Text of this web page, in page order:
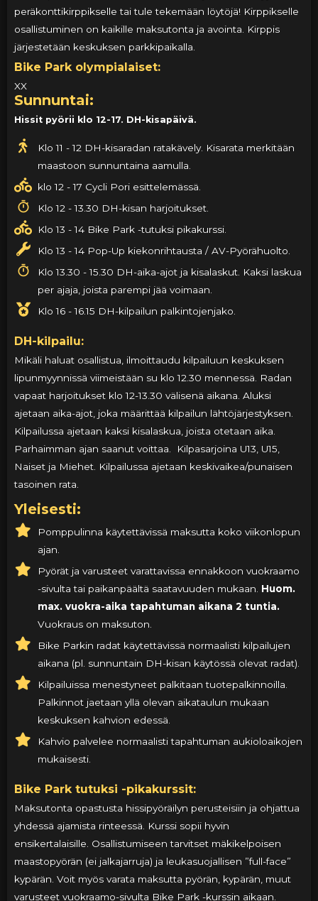
peräkonttikirppikselle tai tule tekemään löytöjä! Kirppikselle
osallistuminen on kaikille maksutonta ja avointa. Kirppis
järjestetään keskuksen parkkipaikalla.
Bike Park olympialaiset:
XX
Sunnuntai:
Hissit pyörii klo 12-17. DH-kisapäivä.
Klo 11 - 12 DH-kisaradan ratakävely. Kisarata merkitään
maastoon sunnuntaina aamulla.
klo 12 - 17 Cycli Pori esittelemässä.
Klo 12 - 13.30 DH-kisan harjoitukset.
Klo 13 - 14 Bike Park -tutuksi pikakurssi.
Klo 13 - 14 Pop-Up kiekonrihtausta / AV-Pyörähuolto.
Klo 13.30 - 15.30 DH-aika-ajot ja kisalaskut. Kaksi laskua
per ajaja, joista parempi jää voimaan.
Klo 16 - 16.15 DH-kilpailun palkintojenjako.
DH-kilpailu:
Mikäli haluat osallistua, ilmoittaudu kilpailuun keskuksen
lipunmyynnissä viimeistään su klo 12.30 mennessä. Radan
vapaat harjoitukset klo 12-13.30 välisenä aikana. Aluksi
ajetaan aika-ajot, joka määrittää kilpailun lähtöjärjestyksen.
Kilpailussa ajetaan kaksi kisalaskua, joista otetaan aika.
Parhaimman ajan saanut voittaa. Kilpasarjoina U13, U15,
Naiset ja Miehet. Kilpailussa ajetaan keskivaikea/punaisen
tasoinen rata.
Yleisesti:
Pomppulinna käytettävissä maksutta koko viikonlopun
ajan.
Pyörät ja varusteet varattavissa ennakkoon vuokraamo
-sivulta tai paikanpäältä saatavuuden mukaan. Huom.
max. vuokra-aika tapahtuman aikana 2 tuntia.
Vuokraus on maksuton.
Bike Parkin radat käytettävissä normaalisti kilpailujen
aikana (pl. sunnuntain DH-kisan käytössä olevat radat).
Kilpailuissa menestyneet palkitaan tuotepalkinnoilla.
Palkinnot jaetaan yllä olevan aikataulun mukaan
keskuksen kahvion edessä.
Kahvio palvelee normaalisti tapahtuman aukioloaikojen
mukaisesti.
Bike Park tutuksi -pikakurssit:
Maksutonta opastusta hissipyöräilyn perusteisiin ja ohjattua
yhdessä ajamista rinteessä. Kurssi sopii hyvin
ensikertalaisille. Osallistumiseen tarvitset mäkikelpoisen
maastopyörän (ei jalkajarruja) ja leukasuojallisen ”full-face”
kypärän. Voit myös varata maksutta pyörän, kypärän, muut
varusteet vuokraamo-sivulta Bike Park -kurssin aikaan.